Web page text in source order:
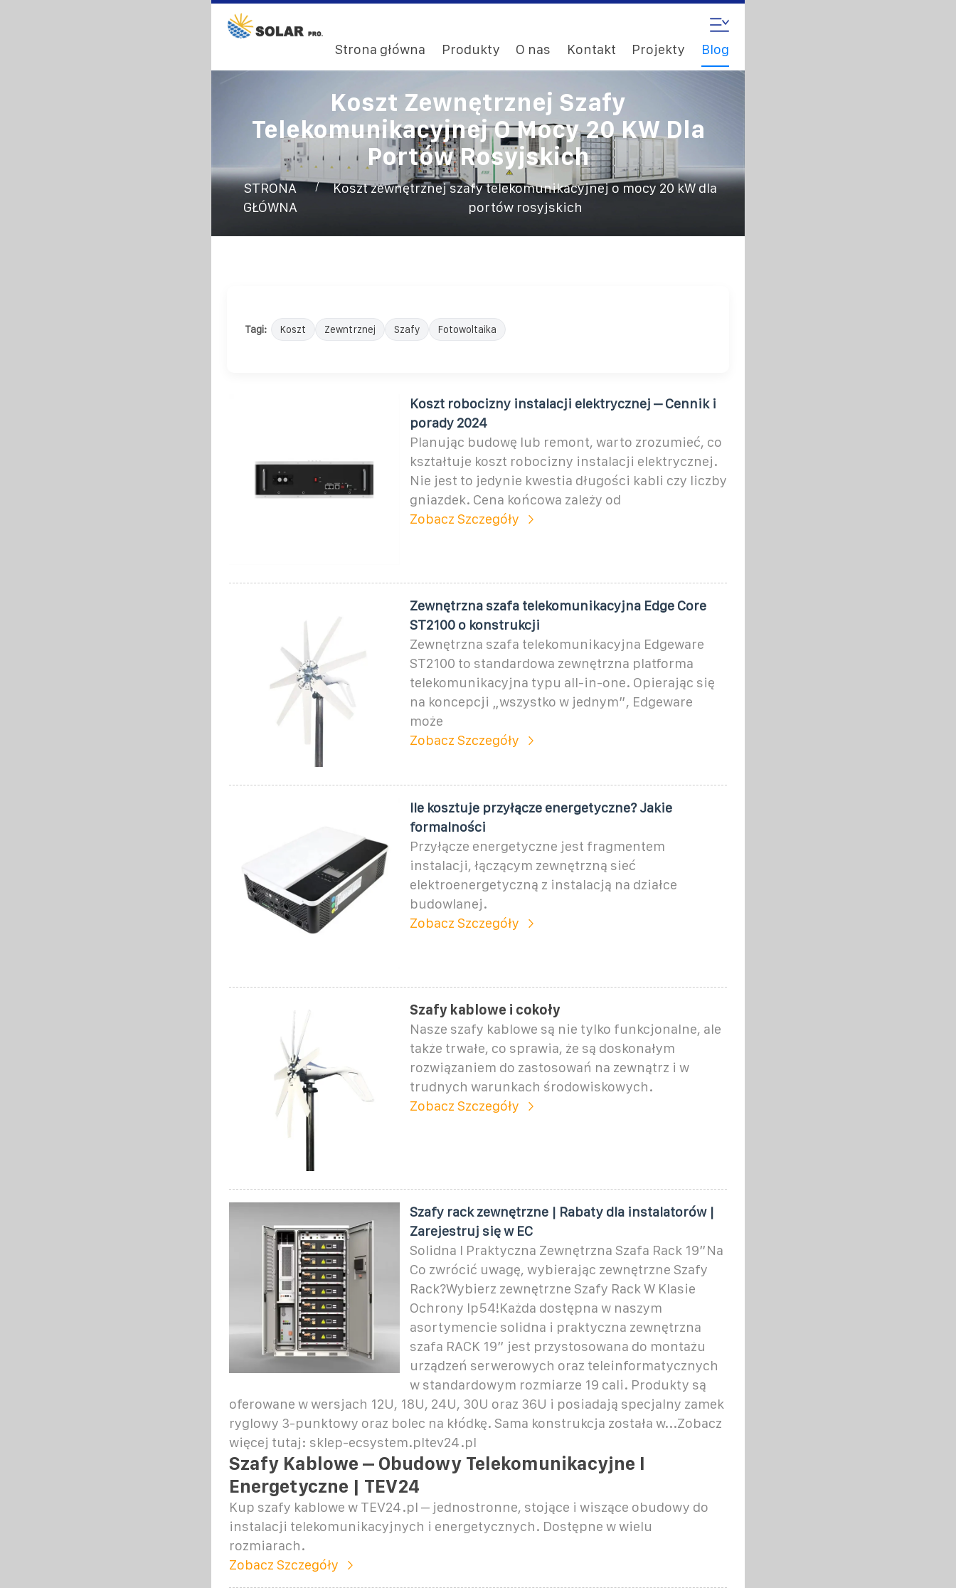
Strona główna Produkty O nas Kontakt Projekty Blog
Koszt Zewnętrznej Szafy
Telekomunikacyjnej O Mocy 20 KW Dla
Portów Rosyjskich
STRONA
GŁÓWNA
/
Koszt zewnętrznej szafy telekomunikacyjnej o mocy 20 kW dla
portów rosyjskich
Tagi: Koszt Zewntrznej Szafy Fotowoltaika
Koszt robocizny instalacji elektrycznej – Cennik i
porady 2024
Planując budowę lub remont, warto zrozumieć, co
kształtuje koszt robocizny instalacji elektrycznej.
Nie jest to jedynie kwestia długości kabli czy liczby
gniazdek. Cena końcowa zależy od
Zobacz Szczegóły
Zewnętrzna szafa telekomunikacyjna Edge Core
ST2100 o konstrukcji
Zewnętrzna szafa telekomunikacyjna Edgeware
ST2100 to standardowa zewnętrzna platforma
telekomunikacyjna typu all-in-one. Opierając się
na koncepcji „wszystko w jednym”, Edgeware
może
Zobacz Szczegóły
Ile kosztuje przyłącze energetyczne? Jakie
formalności
Przyłącze energetyczne jest fragmentem
instalacji, łączącym zewnętrzną sieć
elektroenergetyczną z instalacją na działce
budowlanej.
Zobacz Szczegóły
Szafy kablowe i cokoły
Nasze szafy kablowe są nie tylko funkcjonalne, ale
także trwałe, co sprawia, że są doskonałym
rozwiązaniem do zastosowań na zewnątrz i w
trudnych warunkach środowiskowych.
Zobacz Szczegóły
Szafy rack zewnętrzne | Rabaty dla instalatorów |
Zarejestruj się w EC
Solidna I Praktyczna Zewnętrzna Szafa Rack 19”Na
Co zwrócić uwagę, wybierając zewnętrzne Szafy
Rack?Wybierz zewnętrzne Szafy Rack W Klasie
Ochrony Ip54!Każda dostępna w naszym
asortymencie solidna i praktyczna zewnętrzna
szafa RACK 19” jest przystosowana do montażu
urządzeń serwerowych oraz teleinformatycznych
w standardowym rozmiarze 19 cali. Produkty są
oferowane w wersjach 12U, 18U, 24U, 30U oraz 36U i posiadają specjalny zamek
ryglowy 3-punktowy oraz bolec na kłódkę. Sama konstrukcja została w...Zobacz
więcej tutaj: sklep-ecsystem.pltev24.pl
Szafy Kablowe – Obudowy Telekomunikacyjne I
Energetyczne | TEV24
Kup szafy kablowe w TEV24.pl – jednostronne, stojące i wiszące obudowy do
instalacji telekomunikacyjnych i energetycznych. Dostępne w wielu
rozmiarach.
Zobacz Szczegóły